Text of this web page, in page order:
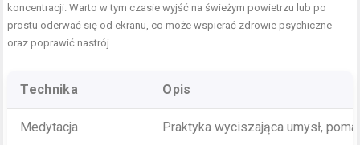
koncentracji. Warto w tym czasie wyjść na świeżym powietrzu lub po
prostu oderwać się od ekranu, co może wspierać zdrowie psychiczne
oraz poprawić nastrój.
Technika Opis
Medytacja Praktyka wyciszająca umysł,